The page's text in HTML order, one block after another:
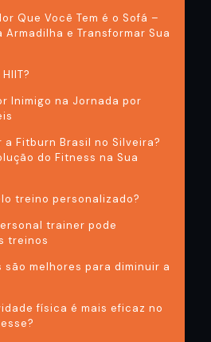
Que Você Tem é o Sofá –
Armadilha e Transformar Sua
Inimigo na Jornada por
a Fitburn Brasil no Silveira?
do Fitness na Sua
treino personalizado?
trainer pode
treinos
são melhores para diminuir a
física é mais eficaz no